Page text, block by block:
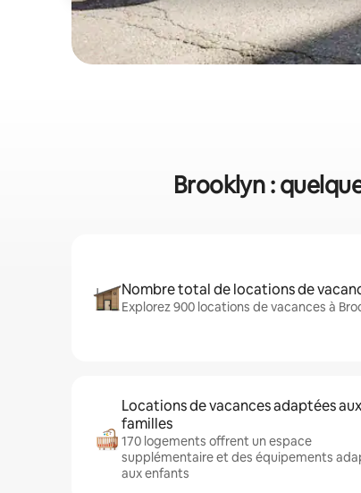
Brooklyn :
Nombre total de locations de
Explorez 900 locations de vacances à
Locations de vacances adaptées aux
familles
170 logements offrent un espace
supplémentaire et des équipements
aux enfants